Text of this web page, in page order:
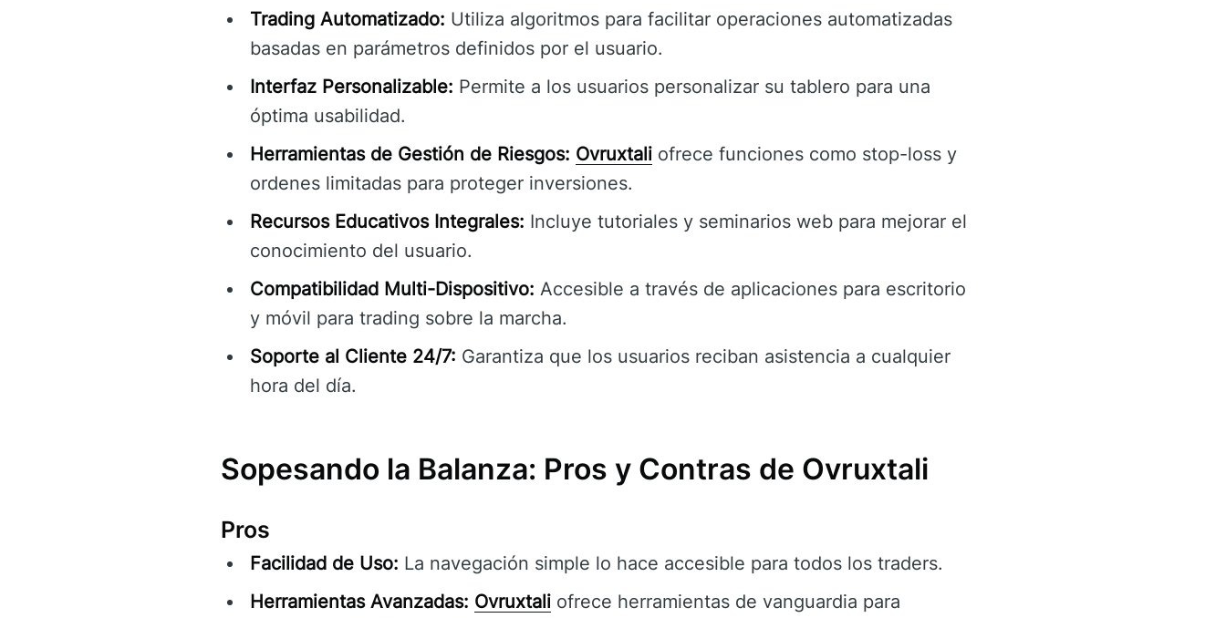
Trading Automatizado: Utiliza algoritmos para facilitar operaciones automatizadas
basadas en parámetros definidos por el usuario.
Interfaz Personalizable: Permite a los usuarios personalizar su tablero para una
óptima usabilidad.
Herramientas de Gestión de Riesgos: Ovruxtali ofrece funciones como stop-loss y
ordenes limitadas para proteger inversiones.
Recursos Educativos Integrales: Incluye tutoriales y seminarios web para mejorar el
conocimiento del usuario.
Compatibilidad Multi-Dispositivo: Accesible a través de aplicaciones para escritorio
y móvil para trading sobre la marcha.
Soporte al Cliente 24/7: Garantiza que los usuarios reciban asistencia a cualquier
hora del día.
Sopesando la Balanza: Pros y Contras de Ovruxtali
Pros
Facilidad de Uso: La navegación simple lo hace accesible para todos los traders.
Herramientas Avanzadas: Ovruxtali ofrece herramientas de vanguardia para